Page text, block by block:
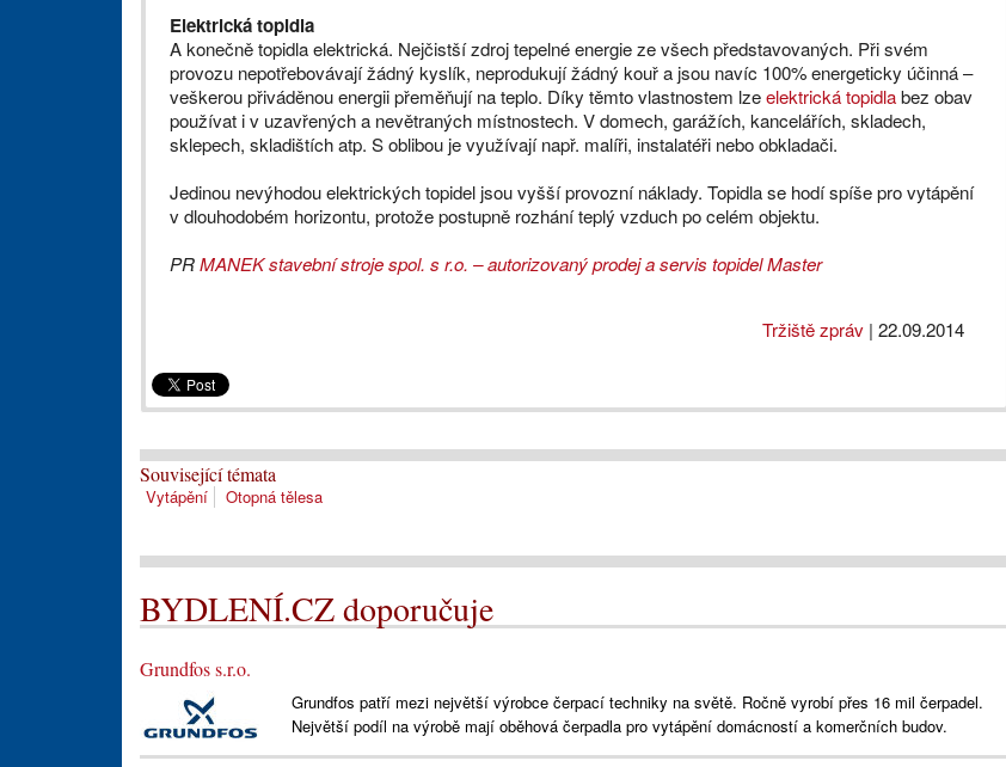
Elektrická topidla
A konečně topidla elektrická. Nejčistší zdroj tepelné energie ze všech představovaných. Při svém
provozu nepotřebovávají žádný kyslík, neprodukují žádný kouř a jsou navíc 100% energeticky účinná –
veškerou přiváděnou energii přeměňují na teplo. Díky těmto vlastnostem lzeelektrická topidlabez obav
používat i v uzavřených a nevětraných místnostech. V domech, garážích, kancelářích, skladech,
sklepech, skladištích atp. S oblibou je využívají např. malíři, instalatéři nebo obkladači.
Jedinou nevýhodou elektrických topidel jsou vyšší provozní náklady. Topidla se hodí spíše pro vytápění
v dlouhodobém horizontu, protože postupně rozhání teplý vzduch po celém objektu.
PRMANEK stavební stroje spol. s r.o. – autorizovaný prodej a servis topidel Master
Tržiště zpráv | 22.09.2014
Související témata
Vytápění Otopná tělesa
BYDLENÍ.CZ doporučuje
Grundfos s.r.o.
Grundfos patří mezi největší výrobce čerpací techniky na světě. Ročně vyrobí přes 16 mil čerpadel.
Největší podíl na výrobě mají oběhová čerpadla pro vytápění domácností a komerčních budov.